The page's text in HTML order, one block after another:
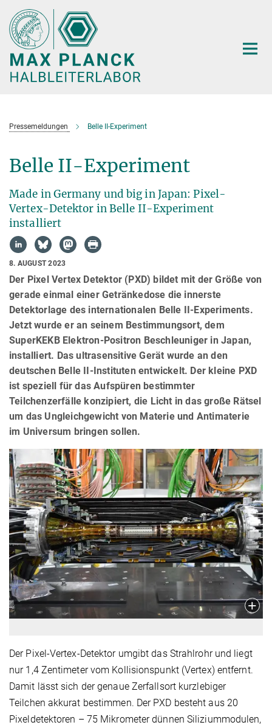
Hauptinhalt
Pressemeldungen Belle II-Experiment
Belle II-Experiment
Made in Germany und big in Japan: Pixel-
Vertex-Detektor in Belle II-Experiment
installiert
8. AUGUST 2023
Der Pixel Vertex Detektor (PXD) bildet mit der Größe von
gerade einmal einer Getränkedose die innerste
Detektorlage des internationalen Belle II-Experiments.
Jetzt wurde er an seinem Bestimmungsort, dem
SuperKEKB Elektron-Positron Beschleuniger in Japan,
installiert. Das ultrasensitive Gerät wurde an den
deutschen Belle II-Instituten entwickelt. Der kleine PXD
ist speziell für das Aufspüren bestimmter
Teilchenzerfälle konzipiert, die Licht in das große Rätsel
um das Ungleichgewicht von Materie und Antimaterie
im Universum bringen sollen.
Der Pixel-Vertex-Detektor umgibt das Strahlrohr und liegt
nur 1,4 Zentimeter vom Kollisionspunkt (Vertex) entfernt.
Damit lässt sich der genaue Zerfallsort kurzlebiger
Teilchen akkurat bestimmen. Der PXD besteht aus 20
Pixeldetektoren – 75 Mikrometer dünnen Siliziummodulen,